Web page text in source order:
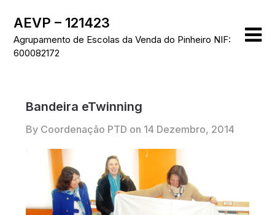
content
AEVP – 121423
Agrupamento de Escolas da Venda do Pinheiro NIF:
600082172
Bandeira eTwinning
By Coordenação PTD on 14 Dezembro, 2014